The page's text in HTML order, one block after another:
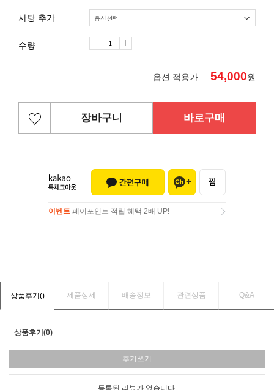
사탕 추가
수량
옵션 적용가 54,000원
장바구니 바로구매
이벤트 페이포인트 적립 혜택 2배 UP!
상품후기() 제품상세 배송정보 관련상품 Q&A
상품후기(0)
후기쓰기
등록된 리뷰가 없습니다.